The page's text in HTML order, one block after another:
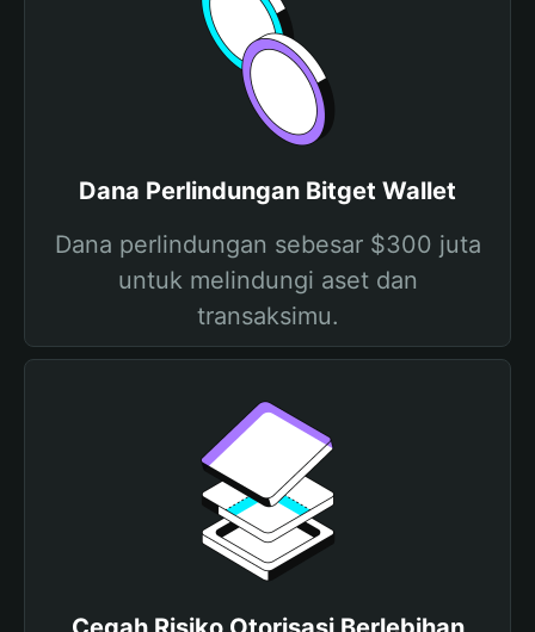
Dana Perlindungan Bitget Wallet
Dana perlindungan sebesar $300 juta
untuk melindungi aset dan
transaksimu.